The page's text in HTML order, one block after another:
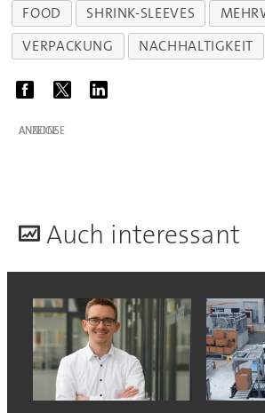
FOOD SHRINK-SLEEVES
VERPACKUNG
NACHHALTIGKEIT
ANZEIGE
Auch interessant